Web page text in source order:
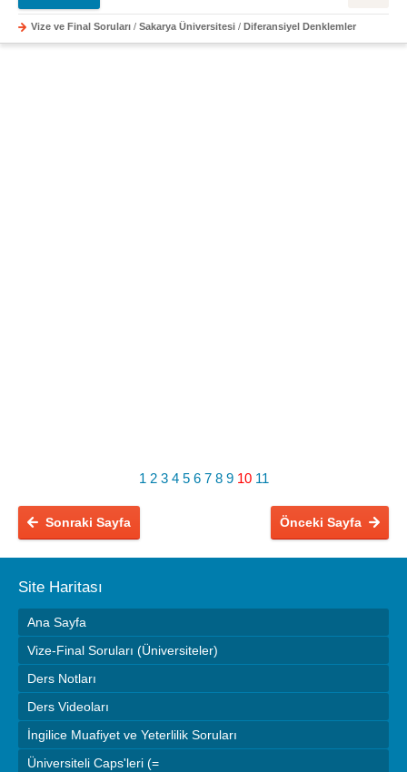
Vize ve Final Soruları / Sakarya Üniversitesi / Diferansiyel Denklemler
1 2 3 4 5 6 7 8 9 10 11
Önceki Sayfa
Sonraki Sayfa
Site Haritası
Ana Sayfa
Vize-Final Soruları (Üniversiteler)
Ders Notları
Ders Videoları
İngilice Muafiyet ve Yeterlilik Soruları
Üniversiteli Caps'leri (=